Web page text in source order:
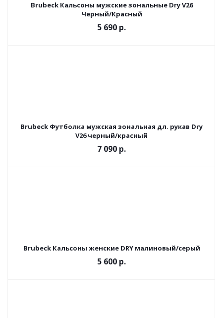
Brubeck Кальсоны мужские зональные Dry V26
Черный/Красный
5 690 р.
Brubeck Футболка мужская зональная дл. рукав Dry
V26 черный/красный
7 090 р.
Brubeck Кальсоны женские DRY малиновый/серый
5 600 р.